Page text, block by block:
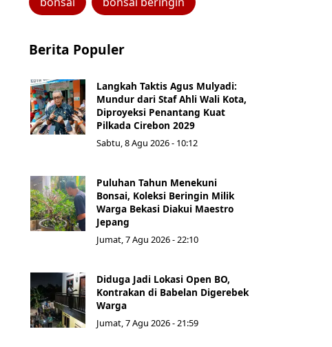
Berita Populer
Langkah Taktis Agus Mulyadi:
Mundur dari Staf Ahli Wali Kota,
Diproyeksi Penantang Kuat
Pilkada Cirebon 2029
Sabtu, 8 Agu 2026 - 10:12
Puluhan Tahun Menekuni
Bonsai, Koleksi Beringin Milik
Warga Bekasi Diakui Maestro
Jepang
Jumat, 7 Agu 2026 - 22:10
Diduga Jadi Lokasi Open BO,
Kontrakan di Babelan Digerebek
Warga
Jumat, 7 Agu 2026 - 21:59